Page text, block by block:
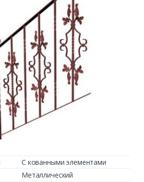
Заказать
к заказу
С кованными элементами
Металлический